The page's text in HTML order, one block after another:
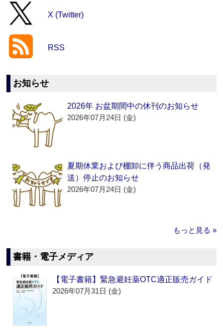
X (Twitter)
RSS
お知らせ
2026年 お盆期間中の休刊のお知らせ
2026年07月24日 (金)
夏期休業および棚卸に伴う商品出荷（発
送）停止のお知らせ
2026年07月24日 (金)
もっと見る »
書籍・電子メディア
【電子書籍】緊急避妊薬OTC適正販売ガイド
2026年07月31日 (金)